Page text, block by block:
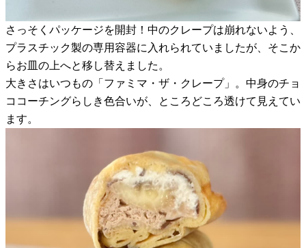
さっそくパッケージを開封！中のクレープは崩れないよう、
プラスチック製の専用容器に入れられていましたが、そこか
らお皿の上へと移し替えました。
大きさはいつもの「ファミマ・ザ・クレープ」。中身のチョ
ココーチングらしき色合いが、ところどころ透けて見えてい
ます。